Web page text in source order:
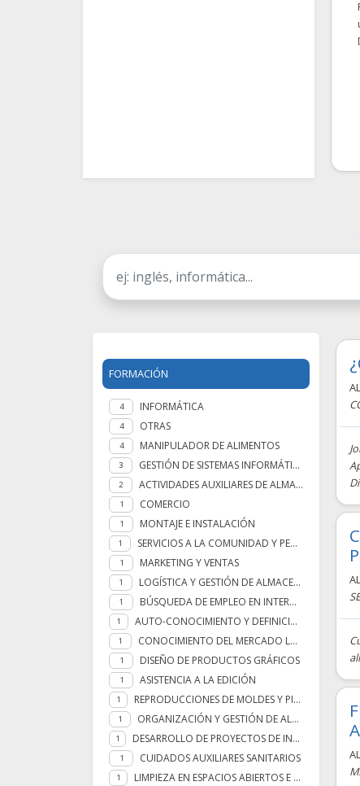
FORMACIÓN
4 INFORMÁTICA
4 OTRAS
4 MANIPULADOR DE ALIMENTOS
3 GESTIÓN DE SISTEMAS INFORMÁTICOS
2 ACTIVIDADES AUXILIARES DE ALMACÉN
1 COMERCIO
1 MONTAJE E INSTALACIÓN
1 SERVICIOS A LA COMUNIDAD Y PERSONALES
1 MARKETING Y VENTAS
1 LOGÍSTICA Y GESTIÓN DE ALMACENES
1 BÚSQUEDA DE EMPLEO EN INTERNET
1 AUTO-CONOCIMIENTO Y DEFINICIÓN DEL PERFIL PROFESIONAL
1 CONOCIMIENTO DEL MERCADO LABORAL
1 DISEÑO DE PRODUCTOS GRÁFICOS
1 ASISTENCIA A LA EDICIÓN
1 REPRODUCCIONES DE MOLDES Y PIEZAS CERÁMICAS ARTESANALES.
1 ORGANIZACIÓN Y GESTIÓN DE ALMACENES
1 DESARROLLO DE PROYECTOS DE INSTALACIONES DE MANUTENCIÓN, ELEVACIÓN Y TRANSPORTE
1 CUIDADOS AUXILIARES SANITARIOS
1 LIMPIEZA EN ESPACIOS ABIERTOS E INSTALACIONES INDUSTRIALES